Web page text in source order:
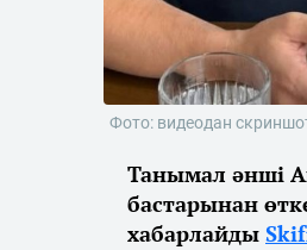
Фото: видеодан
Танымал әнші
бастарынан
хабарлайды